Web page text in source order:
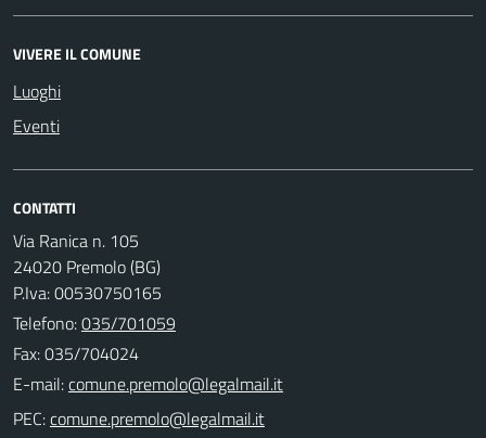
VIVERE IL COMUNE
Luoghi
Eventi
CONTATTI
Via Ranica n. 105
24020 Premolo (BG)
P.Iva: 00530750165
Telefono:035/701059
Fax: 035/704024
E-mail:
PEC: